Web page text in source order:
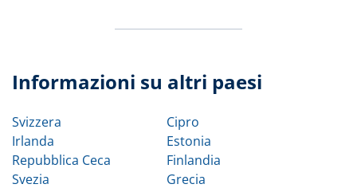
Informazioni su altri paesi
Svizzera
Irlanda
Repubblica Ceca
Svezia
Cipro
Estonia
Finlandia
Grecia